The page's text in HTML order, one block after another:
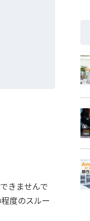
きませんで
度のスルー